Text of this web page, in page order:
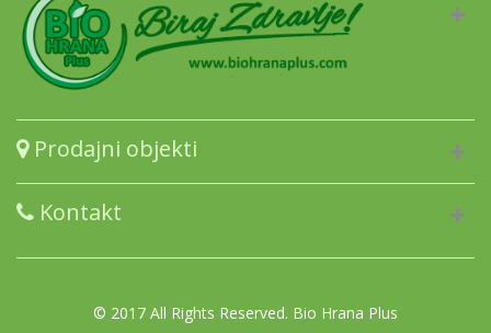
Prodajni objekti
Kontakt
© 2017 All Rights Reserved. Bio Hrana Plus